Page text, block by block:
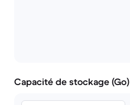
Capacité de stockage (Go)